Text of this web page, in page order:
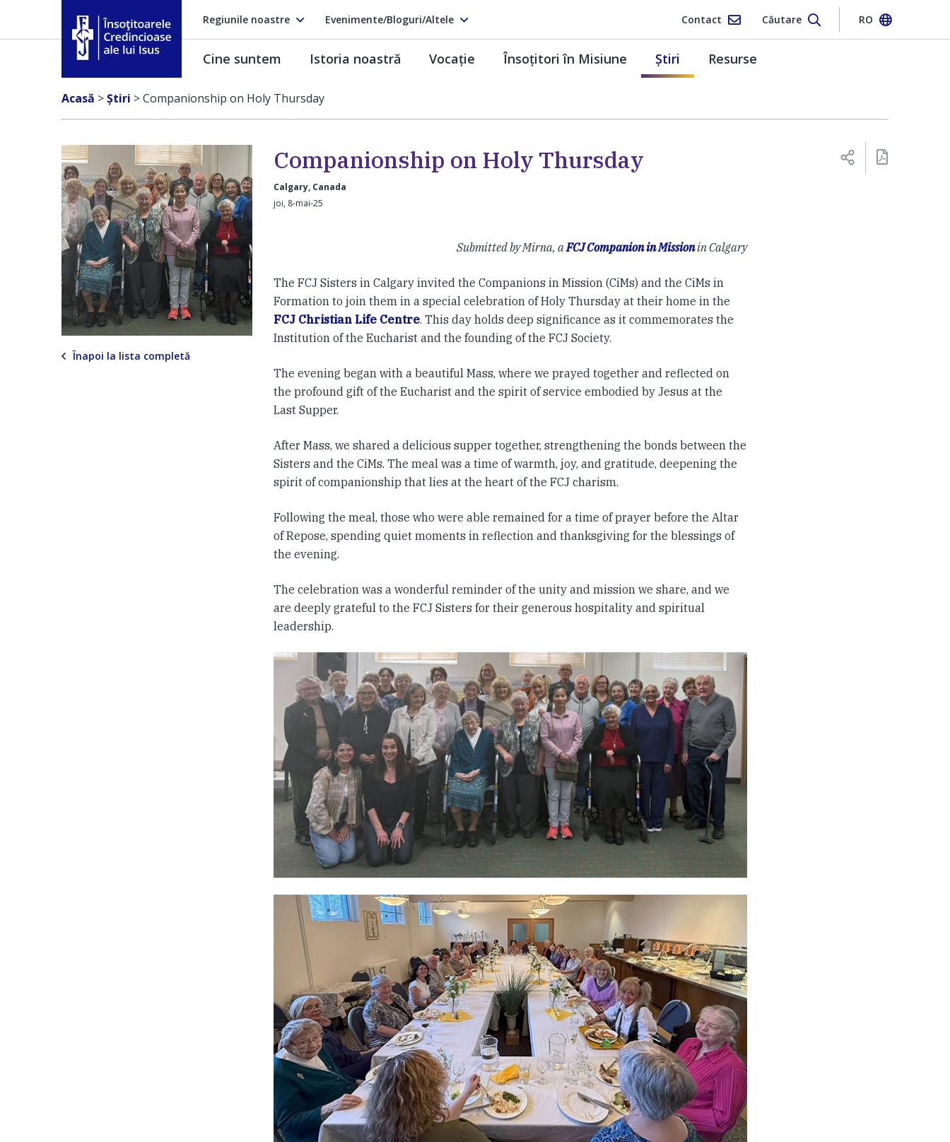
Regiunile noastre Evenimente/Bloguri/Altele Contact Căutare RO
Însoţitoarele Credincioase ale lui Isus
Cine suntem Istoria noastră Vocaţie Însoţitori în Misiune Ştiri Resurse
Acasă >Ştiri >Companionship on Holy Thursday
Înapoi la lista completă
Companionship on Holy Thursday
Calgary, Canada
joi, 8-mai-25
Submitted by Mirna, aFCJ Companion in Missionin Calgary
The FCJ Sisters in Calgary invited the Companions in Mission (CiMs) and the CiMs in
Formation to join them in a special celebration of Holy Thursday at their home in the
FCJ Christian Life Centre. This day holds deep significance as it commemorates the
Institution of the Eucharist and the founding of the FCJ Society.
The evening began with a beautiful Mass, where we prayed together and reflected on
the profound gift of the Eucharist and the spirit of service embodied by Jesus at the
Last Supper.
After Mass, we shared a delicious supper together, strengthening the bonds between the
Sisters and the CiMs. The meal was a time of warmth, joy, and gratitude, deepening the
spirit of companionship that lies at the heart of the FCJ charism.
Following the meal, those who were able remained for a time of prayer before the Altar
of Repose, spending quiet moments in reflection and thanksgiving for the blessings of
the evening.
The celebration was a wonderful reminder of the unity and mission we share, and we
are deeply grateful to the FCJ Sisters for their generous hospitality and spiritual
leadership.